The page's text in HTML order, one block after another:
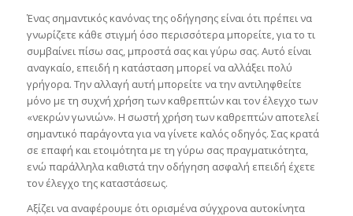
Ένας σημαντικός κανόνας της οδήγησης είναι ότι πρέπει να
γνωρίζετε κάθε στιγμή όσο περισσότερα μπορείτε, για το τι
συμβαίνει πίσω σας, μπροστά σας και γύρω σας. Αυτό είναι
αναγκαίο, επειδή η κατάσταση μπορεί να αλλάξει πολύ
γρήγορα. Την αλλαγή αυτή μπορείτε να την αντιληφθείτε
μόνο με τη συχνή χρήση των καθρεπτών και τον έλεγχο των
«νεκρών γωνιών». Η σωστή χρήση των καθρεπτών αποτελεί
σημαντικό παράγοντα για να γίνετε καλός οδηγός. Σας κρατά
σε επαφή και ετοιμότητα με τη γύρω σας πραγματικότητα,
ενώ παράλληλα καθιστά την οδήγηση ασφαλή επειδή έχετε
τον έλεγχο της καταστάσεως.
Αξίζει να αναφέρουμε ότι ορισμένα σύγχρονα αυτοκίνητα